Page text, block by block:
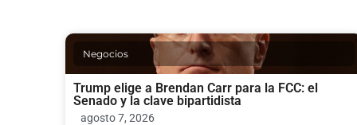
Negocios
Trump elige a Brendan Carr para la FCC: el
Senado y la clave bipartidista
agosto 7, 2026